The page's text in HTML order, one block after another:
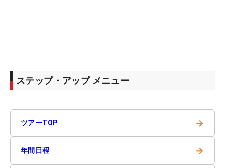
ステップ・アップ メニュー
ツアーTOP →
年間日程 →